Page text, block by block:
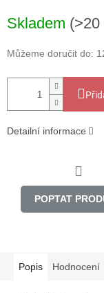
cena:
Skladem (>20
Můžeme doručit do:
Detailní informace
POPTAT
Popis Hodnocení